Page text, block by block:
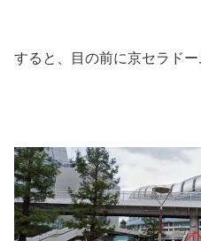
すると、目の前に京セラドー